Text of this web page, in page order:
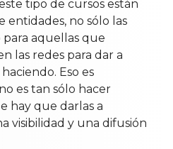
tipo de cursos están
entidades, no sólo las
aquellas que
las redes para dar a
Eso es
es tan sólo hacer
hay que darlas a
visibilidad y una difusión